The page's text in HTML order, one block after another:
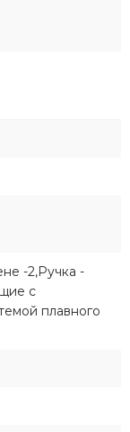
-2,Ручка -
с
плавного